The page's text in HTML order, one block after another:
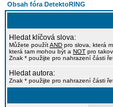
Obsah fóra DetektoRING
Hledat klíčová slova:
Můžete použítAND pro slova, která
která tam mohou být a NOT pro
Znak * použijte pro nahrazení části
Hledat autora:
Znak * použijte pro nahrazení části